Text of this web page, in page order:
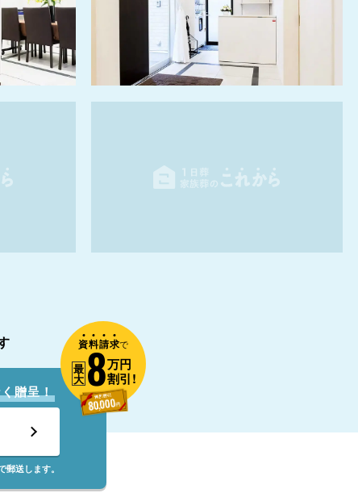
贈呈！
送します。
資料請求で
最
大8万円
割引!